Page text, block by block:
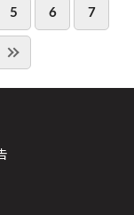
5 6 7